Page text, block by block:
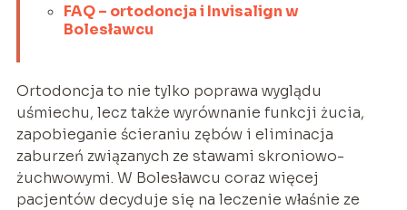
FAQ – ortodoncja i Invisalign w
Bolesławcu
Ortodoncja to nie tylko poprawa wyglądu
uśmiechu, lecz także wyrównanie funkcji żucia,
zapobieganie ścieraniu zębów i eliminacja
zaburzeń związanych ze stawami skroniowo-
żuchwowymi. W Bolesławcu coraz więcej
pacjentów decyduje się na leczenie właśnie ze